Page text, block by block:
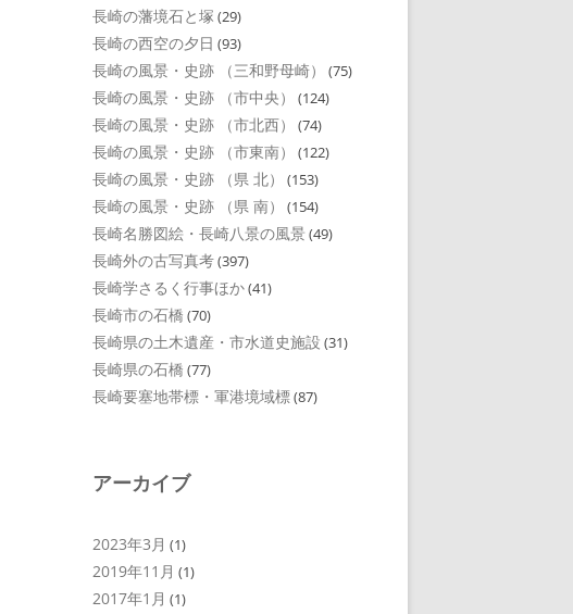
長崎の藩境石と塚 (29)
長崎の西空の夕日 (93)
長崎の風景・史跡 （三和野母崎） (75)
長崎の風景・史跡 （市中央） (124)
長崎の風景・史跡 （市北西） (74)
長崎の風景・史跡 （市東南） (122)
長崎の風景・史跡 （県 北） (153)
長崎の風景・史跡 （県 南） (154)
長崎名勝図絵・長崎八景の風景 (49)
長崎外の古写真考(397)
長崎学さるく行事ほか(41)
長崎市の石橋 (70)
長崎県の土木遺産・市水道史施設 (31)
長崎県の石橋 (77)
長崎要塞地帯標・軍港境域標(87)
アーカイブ
2023年3月 (1)
2019年11月 (1)
2017年1月 (1)